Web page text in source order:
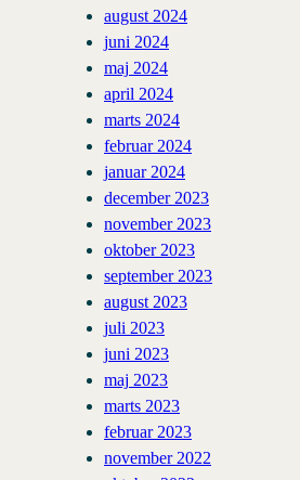
august 2024
juni 2024
maj 2024
april 2024
marts 2024
februar 2024
januar 2024
december 2023
november 2023
oktober 2023
september 2023
august 2023
juli 2023
juni 2023
maj 2023
marts 2023
februar 2023
november 2022